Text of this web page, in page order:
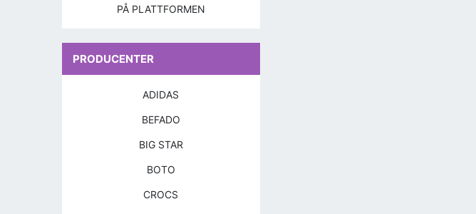
PÅ PLATTFORMEN
PRODUCENTER
ADIDAS
BEFADO
BIG STAR
BOTO
CROCS